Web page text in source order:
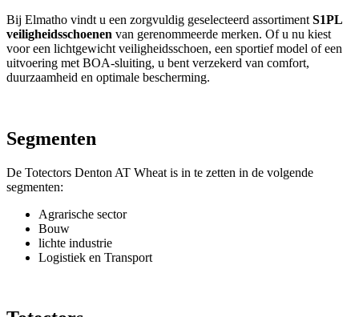
Bij Elmatho vindt u een zorgvuldig geselecteerd assortiment S1PL
veiligheidsschoenen van gerenommeerde merken. Of u nu kiest
voor een lichtgewicht veiligheidsschoen, een sportief model of een
uitvoering met BOA-sluiting, u bent verzekerd van comfort,
duurzaamheid en optimale bescherming.
Segmenten
De Totectors Denton AT Wheat is in te zetten in de volgende
segmenten:
Agrarische sector
Bouw
lichte industrie
Logistiek en Transport